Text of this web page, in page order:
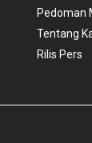
Pedoman
Tentang
Rilis Pers